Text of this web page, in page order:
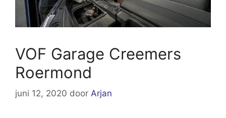
VOF Garage Creemers
Roermond
juni 12, 2020 door Arjan